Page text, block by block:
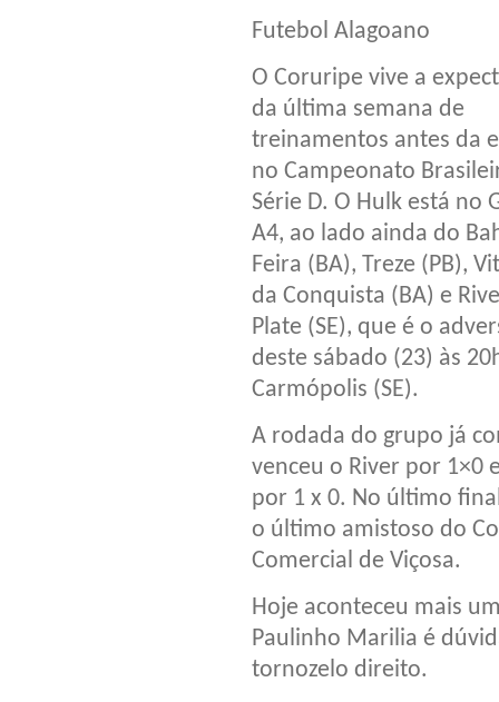
Futebol Alagoano
O Coruripe vive a
da última semana de
treinamentos antes da
no Campeonato
Série D. O Hulk está no
A4, ao lado ainda do
Feira (BA), Treze (PB),
da Conquista (BA) e
Plate (SE), que é o
deste sábado (23) às
Carmópolis (SE).
A rodada do grupo já
venceu o River por 1×0
por 1 x 0. No último
o último amistoso do
Comercial de Viçosa.
Hoje aconteceu mais
Paulinho Marilia é
tornozelo direito.